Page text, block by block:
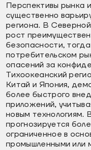
Перспективы рынка
существенно
региона. В
рост
безопасности,
потребительском
опасений за
Тихоокеанский
Китай и Япония,
более быстрого
приложений,
новым технологиям.
прогнозируется
ограниченное в
промышленными или